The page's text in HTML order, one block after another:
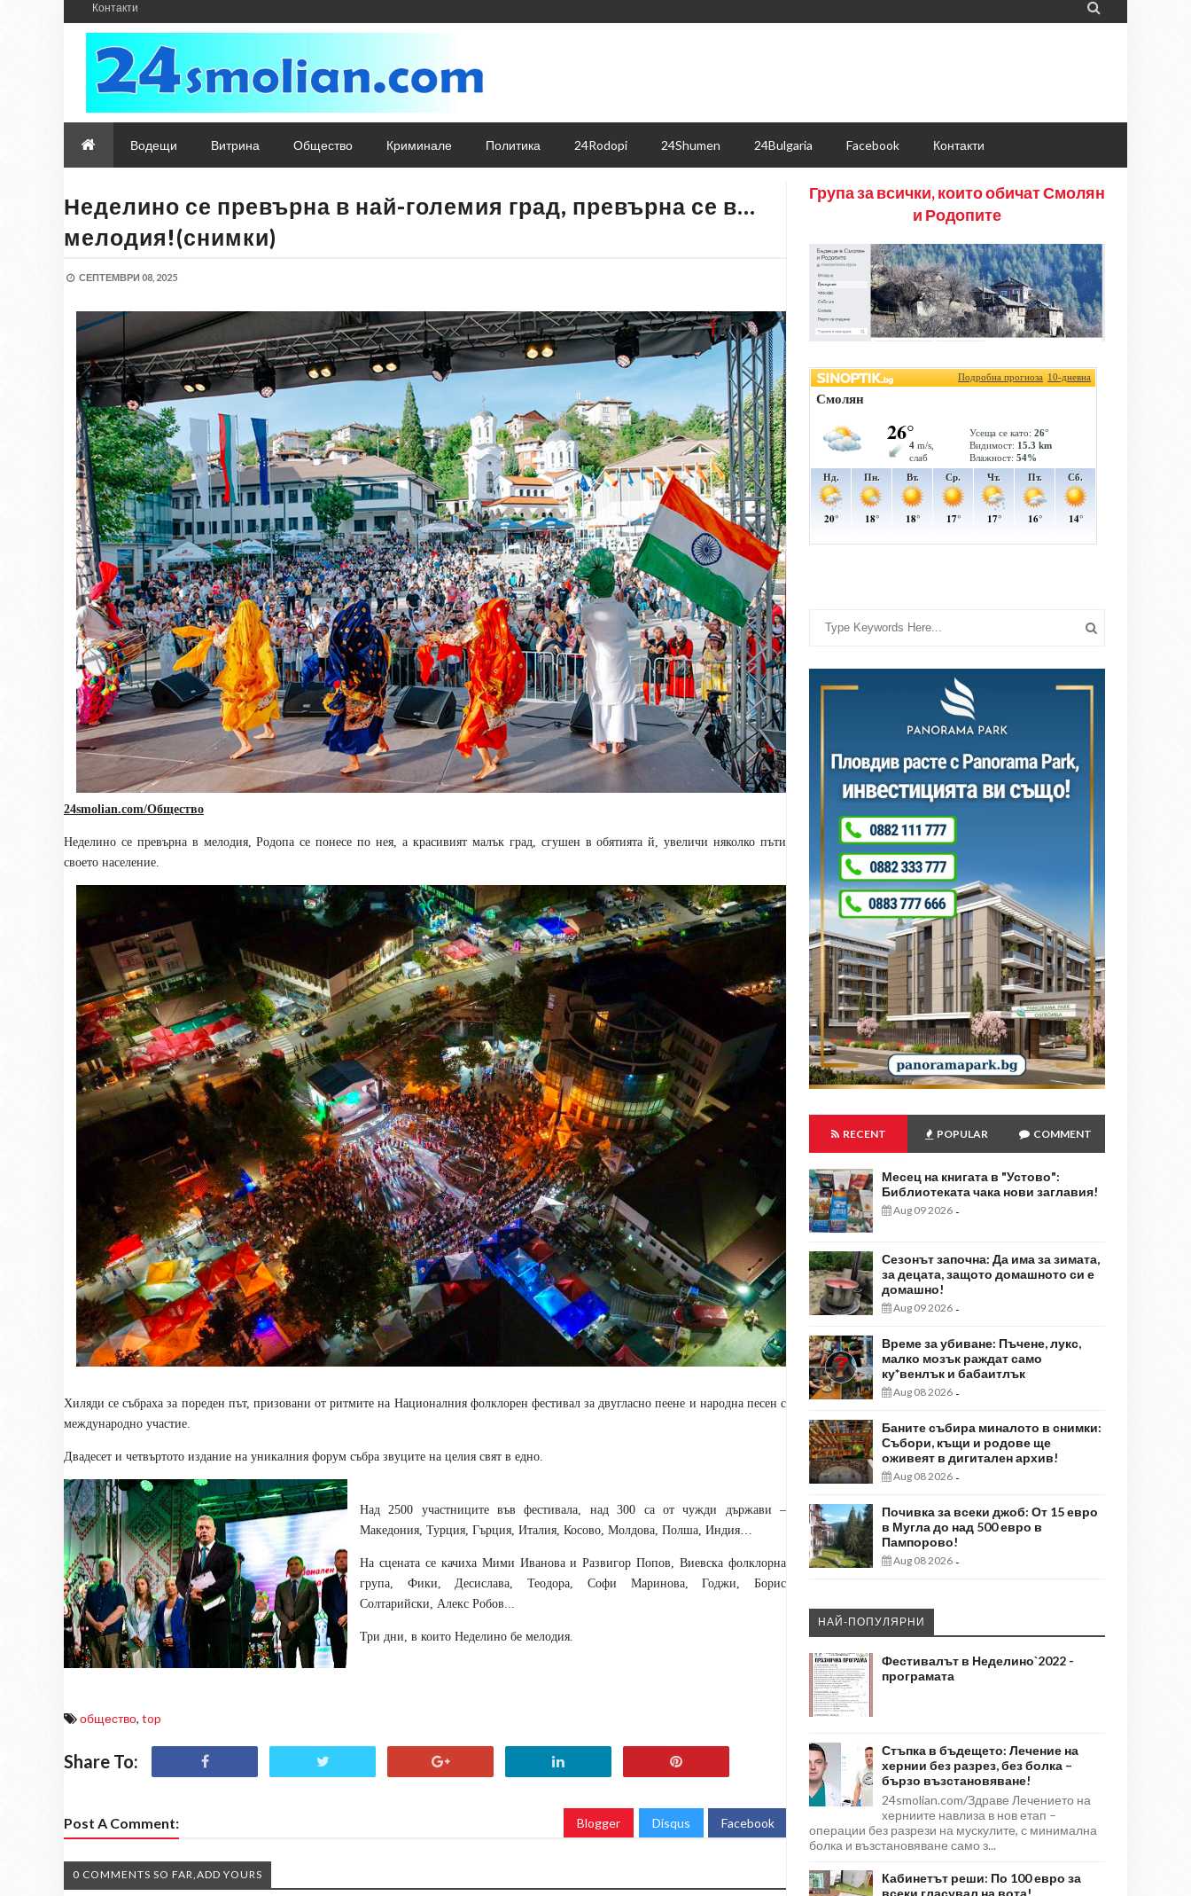
Контакти 
Водещи Витрина Общество Криминале Политика 24Rodopi 24Shumen 24Bulgaria Facebook Контакти
Неделино се превърна в най-големия град, превърна се в…
мелодия!(снимки)
СЕПТЕМВРИ 08, 2025
24smolian.com/Общество
Неделино се превърна в мелодия, Родопа се понесе по нея, а красивият малък град, сгушен в обятията й, увеличи няколко пъти
своето население.
Хиляди се събраха за пореден път, призовани от ритмите на Националнияфолклорен фестивал за двугласно пеене и народна песен с
международно участие
Двадесет и четвъртото издание на уникалния форум събра звуците на целия свят в едно.
Над 2500 участниците във фестивала, над 300 са от чужди държави –
Македония, Турция, Гърция, Италия, Косово, Молдова, Полша, Индия…
На сцената се качиха Мими Иванова и Развигор Попов, Виевска фолклорна
група, Фики, Десислава, Теодора, Софи Маринова, Годжи, Борис
Солтарийски, Алекс Робов
Три дни, в които Неделино бе мелодия.
общество, top
Share To:
Post A Comment: Blogger Disqus Facebook
0 COMMENTS SO FAR,ADD YOURS
Група за всички, които обичат Смолян
и Родопите
RECENT POPULAR COMMENT
Месец на книгата в "Устово":
Библиотеката чака нови заглавия!
Aug 09 2026 -
Сезонът започна: Да има за зимата,
за децата, защото домашното си е
домашно!
Aug 09 2026 -
Време за убиване: Пъчене, лукс,
малко мозък раждат само
ку*венлък и бабаитлък
Aug 08 2026 -
Баните събира миналото в снимки:
Събори, къщи и родове ще
оживеят в дигитален архив!
Aug 08 2026 -
Почивка за всеки джоб: От 15 евро
в Мугла до над 500 евро в
Пампорово!
Aug 08 2026 -
НАЙ-ПОПУЛЯРНИ
Фестивалът в Неделино`2022 -
програмата
Стъпка в бъдещето: Лечение на
хернии без разрез, без болка –
бързо възстановяване!
24smolian.com/Здраве Лечението на
херниите навлиза в нов етап –
операции без разрези на мускулите, с минимална
болка и възстановяване само з...
Кабинетът реши: По 100 евро за